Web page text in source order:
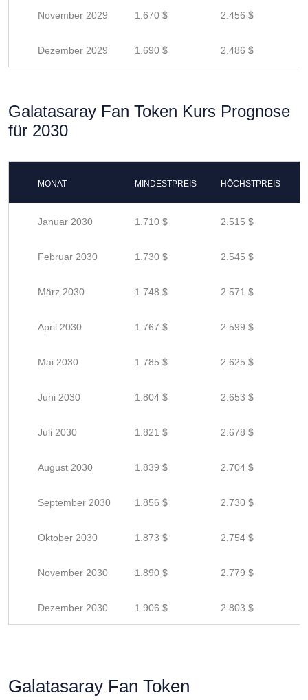
November 2029 1.670 $ 2.456 $
Dezember 2029 1.690 $ 2.486 $
Galatasaray Fan Token Kurs Prognose
für 2030
MONAT MINDESTPREIS HÖCHSTPREIS
Januar 2030 1.710 $ 2.515 $
Februar 2030 1.730 $ 2.545 $
März 2030 1.748 $ 2.571 $
April 2030 1.767 $ 2.599 $
Mai 2030 1.785 $ 2.625 $
Juni 2030 1.804 $ 2.653 $
Juli 2030 1.821 $ 2.678 $
August 2030 1.839 $ 2.704 $
September 2030 1.856 $ 2.730 $
Oktober 2030 1.873 $ 2.754 $
November 2030 1.890 $ 2.779 $
Dezember 2030 1.906 $ 2.803 $
Galatasaray Fan Token